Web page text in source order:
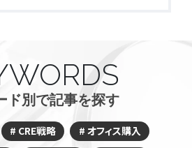
ド別で記事を探す
CRE戦略
オフィス購入